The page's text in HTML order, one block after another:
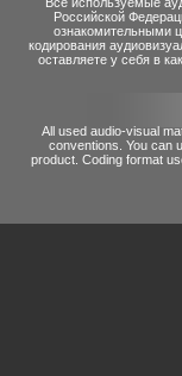
Российской
ознакомительными
кодирования
оставляете у себя в
All used audio-visual
conventions. You can
product. Coding format